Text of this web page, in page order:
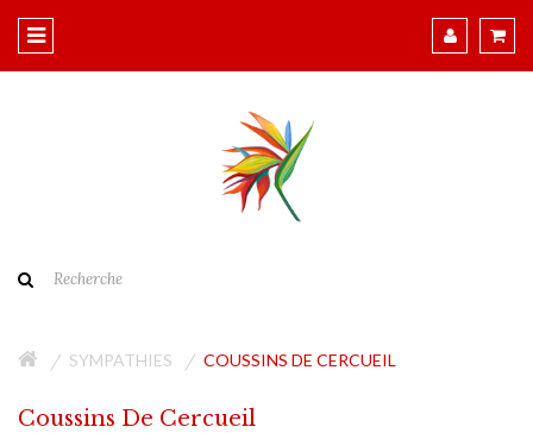
SYMPATHIES COUSSINS DE CERCUEIL
Coussins De Cercueil